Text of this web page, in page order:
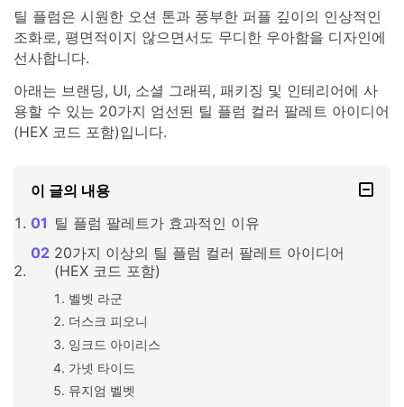
틸 플럼은 시원한 오션 톤과 풍부한 퍼플 깊이의 인상적인
조화로, 평면적이지 않으면서도 무디한 우아함을 디자인에
선사합니다.
아래는 브랜딩, UI, 소셜 그래픽, 패키징 및 인테리어에 사
용할 수 있는 20가지 엄선된 틸 플럼 컬러 팔레트 아이디어
(HEX 코드 포함)입니다.
이 글의 내용
틸 플럼 팔레트가 효과적인 이유
20가지 이상의 틸 플럼 컬러 팔레트 아이디어
(HEX 코드 포함)
벨벳 라군
더스크 피오니
잉크드 아이리스
가넷 타이드
뮤지엄 벨벳